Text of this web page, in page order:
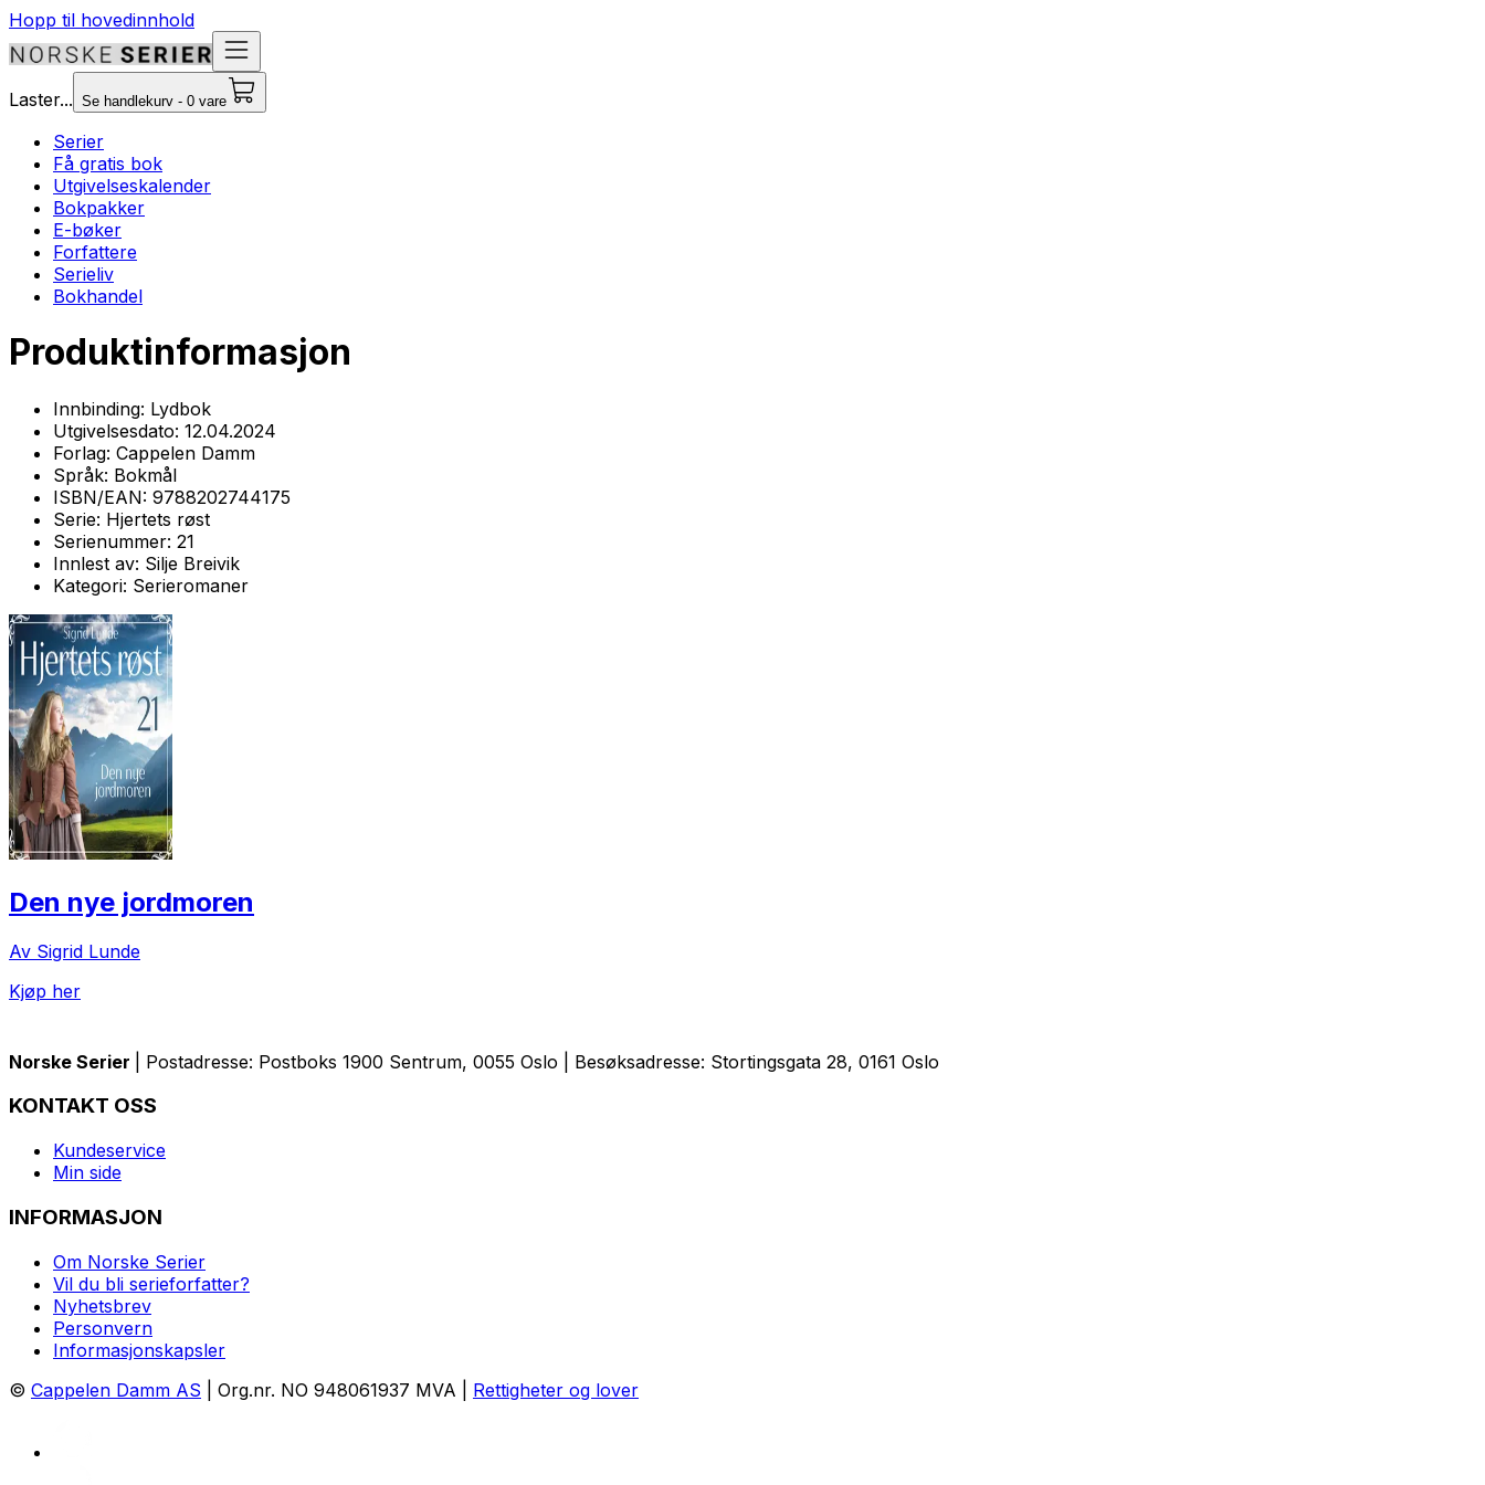
Hopp til hovedinnhold
Laster... Se handlekurv - 0 vare
Serier
Få gratis bok
Utgivelseskalender
Bokpakker
E-bøker
Forfattere
Serieliv
Bokhandel
Produktinformasjon
Innbinding: Lydbok
Utgivelsesdato: 12.04.2024
Forlag: Cappelen Damm
Språk: Bokmål
ISBN/EAN: 9788202744175
Serie: Hjertets røst
Serienummer: 21
Innlest av: Silje Breivik
Kategori: Serieromaner
Den nye jordmoren
Av Sigrid Lunde
Kjøp her
Norske Serier | Postadresse: Postboks 1900 Sentrum, 0055 Oslo | Besøksadresse: Stortingsgata 28, 0161 Oslo
KONTAKT OSS
Kundeservice
Min side
INFORMASJON
Om Norske Serier
Vil du bli serieforfatter?
Nyhetsbrev
Personvern
Informasjonskapsler
© Cappelen Damm AS | Org.nr. NO 948061937 MVA | Rettigheter og lover